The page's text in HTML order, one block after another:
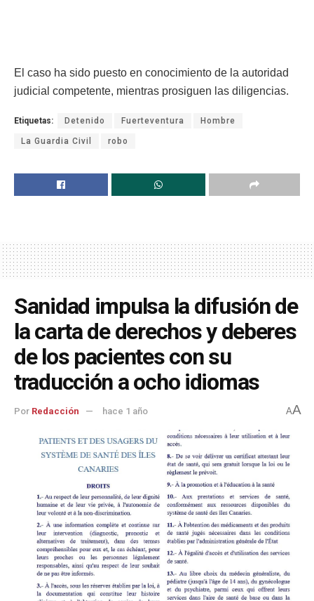
El caso ha sido puesto en conocimiento de la autoridad
judicial competente, mientras prosiguen las diligencias.
Etiquetas: Detenido Fuerteventura Hombre
La Guardia Civil robo
Sanidad impulsa la difusión de
la carta de derechos y deberes
de los pacientes con su
traducción a ocho idiomas
Por Redacción hace 1 año AA